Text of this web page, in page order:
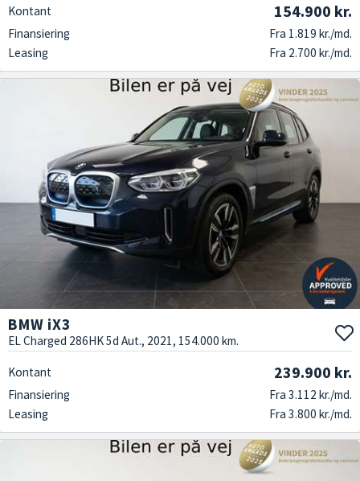
Kontant 154.900 kr.
Finansiering
Fra 1.819 kr./md.
Leasing
Fra 2.700 kr./md.
BMW iX3
EL Charged 286HK 5d Aut., 2021, 154.000 km.
Kontant 239.900 kr.
Finansiering
Fra 3.112 kr./md.
Leasing
Fra 3.800 kr./md.